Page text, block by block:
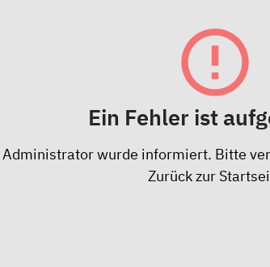
Ein Fehler ist
Administrator wurde informiert. Bitte
Zurück zur